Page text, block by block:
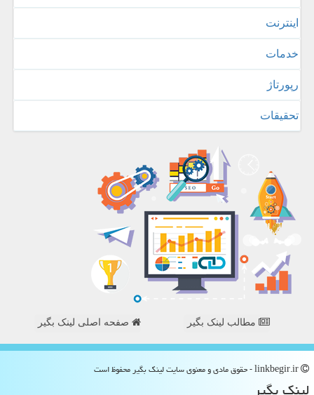
اینترنت
خدمات
رپورتاژ
تحقیقات
مطالب لینک بگیر صفحه اصلی لینک بگیر